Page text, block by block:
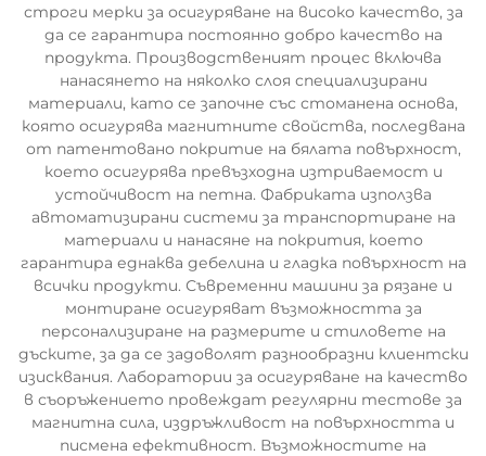
строги мерки за осигуряване на високо качество, за
да се гарантира постоянно добро качество на
продукта. Производственият процес включва
нанасянето на няколко слоя специализирани
материали, като се започне със стоманена основа,
която осигурява магнитните свойства, последвана
от патентовано покритие на бялата повърхност,
което осигурява превъзходна изтриваемост и
устойчивост на петна. Фабриката използва
автоматизирани системи за транспортиране на
материали и нанасяне на покрития, което
гарантира еднаква дебелина и гладка повърхност на
всички продукти. Съвременни машини за рязане и
монтиране осигуряват възможността за
персонализиране на размерите и стиловете на
дъските, за да се задоволят разнообразни клиентски
изисквания. Лаборатории за осигуряване на качество
в съоръжението провеждат регулярни тестове за
магнитна сила, издръжливост на повърхността и
писмена ефективност. Възможностите на